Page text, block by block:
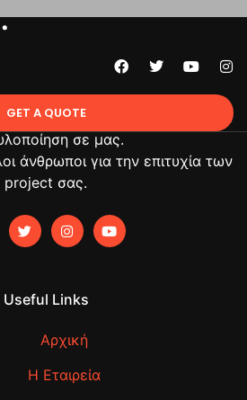
GET A QUOTE
πραγματοποιήσετε και αφήστε
σε μας.
άνθρωποι για την επιτυχία των
project σας.
Useful Links
Αρχική
Η Εταιρεία